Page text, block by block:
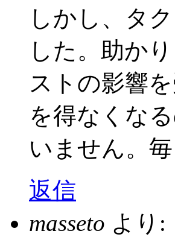
しかし、タ
した。助か
ストの影響
を得なくな
いません。
返信
masseto より: